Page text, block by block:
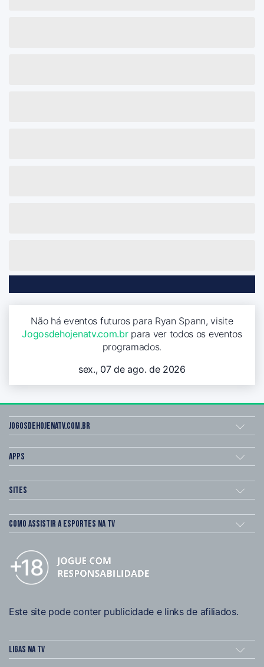
Não há eventos futuros para Ryan Spann, visite
Jogosdehojenatv.com.brpara ver todos os eventos
programados.
sex., 07 de ago. de 2026
Jogosdehojenatv.com.br
Apps
Sites
Como assistir a esportes na TV
Este site pode conter publicidade e links de afiliados.
Ligas na TV